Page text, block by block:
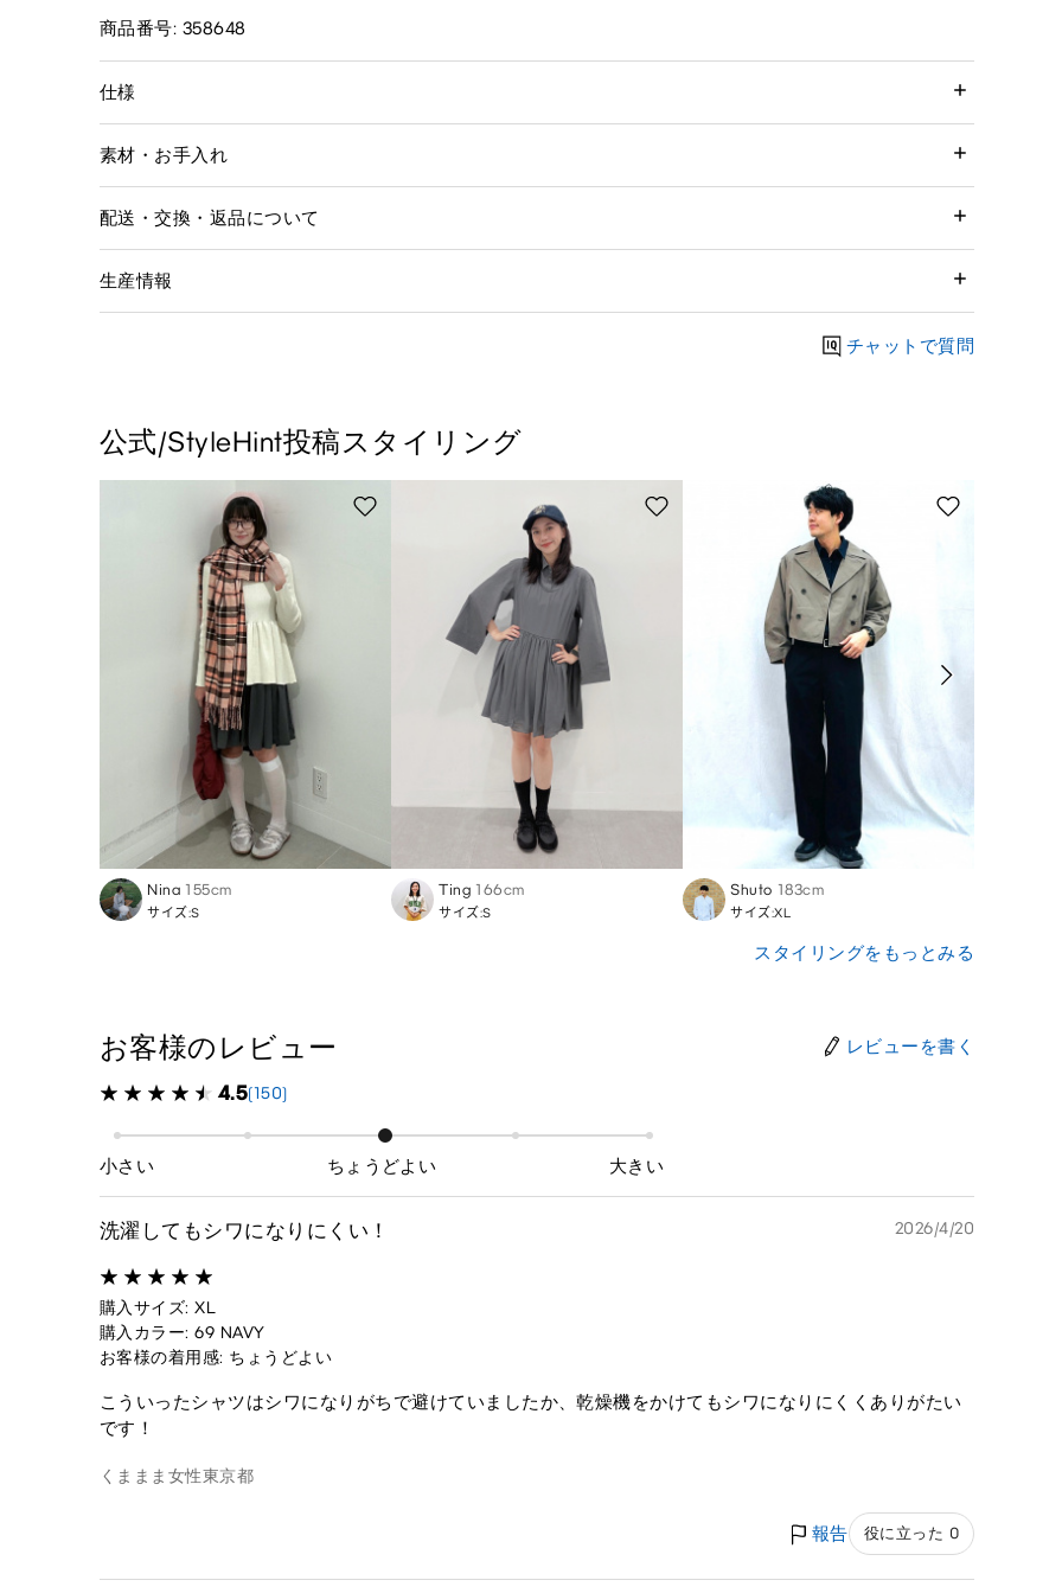
商品番号: 358648
仕様
素材・お手入れ
配送・交換・返品について
生産情報
チャットで質問
公式/StyleHint投稿スタイリング
Nina 155cm
サイズ:S
Ting 166cm
サイズ:S
Shuto 183cm
サイズ:XL
スタイリングをもっとみる
お客様のレビュー レビューを書く
4.5(150)
小さい ちょうどよい 大きい
洗濯してもシワになりにくい！ 2026/4/20
購入サイズ: XL
購入カラー: 69 NAVY
お客様の着用感: ちょうどよい
こういったシャツはシワになりがちで避けていましたか、乾燥機をかけてもシワになりにくくありがたい
です！
くままま 女性東京都
報告 役に立った 0